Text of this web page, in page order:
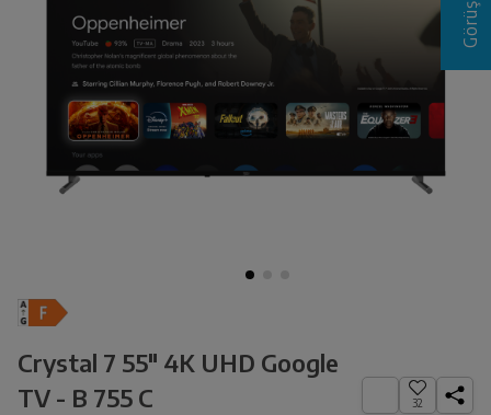
Crystal 7 55" 4K UHD Google
TV - B 755 C
32